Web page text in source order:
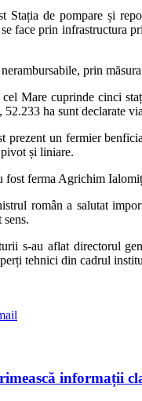
Stația de pompare și
face prin infrastructura
prin
Mare cuprinde cinci
52.233 ha sunt declarate
prezent un fermier
și liniare.
fost ferma Agrichim
român a salutat
s-au aflat directorul
tehnici din cadrul
informații